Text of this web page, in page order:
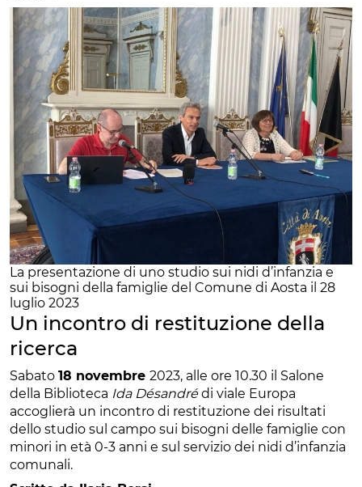
La presentazione di uno studio sui nidi d’infanzia e
sui bisogni della famiglie del Comune di Aosta il 28
luglio 2023
Un incontro di restituzione della
ricerca
Sabato 18 novembre 2023, alle ore 10.30 il Salone
della Biblioteca Ida Désandrédi viale Europa
accoglierà un incontro di restituzione dei risultati
dello studio sul campo sui bisogni delle famiglie con
minori in età 0-3 anni e sul servizio dei nidi d’infanzia
comunali.